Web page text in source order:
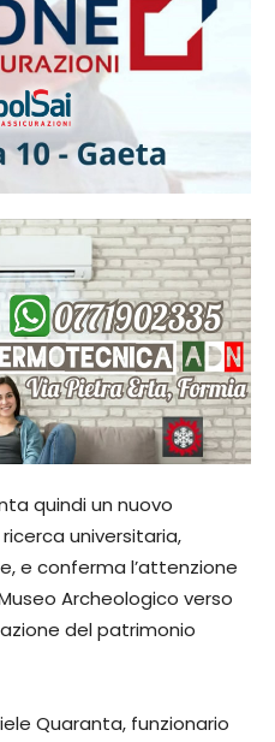
quindi un nuovo
universitaria,
e conferma l’attenzione
Archeologico verso
del patrimonio
Quaranta, funzionario